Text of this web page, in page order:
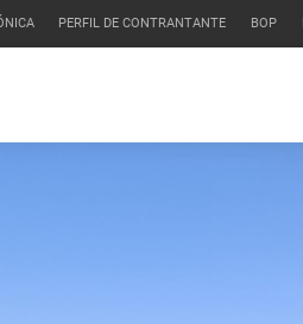
PERFIL DE CONTRANTANTE BOP